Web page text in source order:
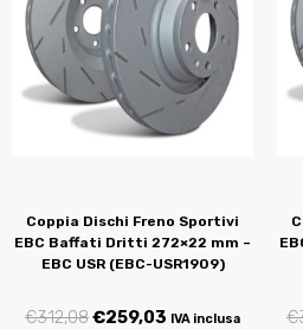
Coppia Dischi Freno Sportivi
EBC Baffati Dritti 272×22 mm –
EBC USR (EBC-USR1909)
€312,08€259,03 IVA inclusa €